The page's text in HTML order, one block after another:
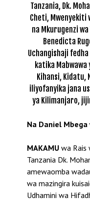
Tanzania, Dk.
Cheti, Mwenyekiti
na Mkurugenzi
Benedicta
Uchangishaji
katika Mabwawa
Kihansi, Kidatu,
iliyofanyika jana
ya Kilimanjaro,
Na Daniel
MAKAMU wa Rais
Tanzania Dk.
amewaomba
wa mazingira
Udhamini wa